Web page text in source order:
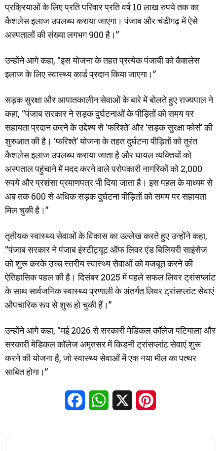
प्रक्रियाओं के लिए प्रति परिवार प्रति वर्ष 10 लाख रुपये तक का
कैशलेस इलाज उपलब्ध कराया जाएगा। पंजाब और चंडीगढ़ में ऐसे
अस्पतालों की संख्या लगभग 900 है।”
उन्होंने आगे कहा, “इस योजना के तहत प्रत्येक पंजाबी को कैशलेस
इलाज के लिए स्वास्थ्य कार्ड प्रदान किया जाएगा।”
सड़क सुरक्षा और आपातकालीन सेवाओं के बारे में बोलते हुए राज्यपाल ने
कहा, “पंजाब सरकार ने सड़क दुर्घटनाओं के पीड़ितों को समय पर
सहायता प्रदान करने के उद्देश्य से ‘फरिश्ते’ और ‘सड़क सुरक्षा फोर्स’ की
शुरुआत की है। ‘फरिश्ते’ योजना के तहत दुर्घटना पीड़ितों को तुरंत
कैशलेस इलाज उपलब्ध कराया जाता है और घायल व्यक्तियों को
अस्पताल पहुंचाने में मदद करने वाले परोपकारी नागरिकों को 2,000
रुपये और प्रशंसा प्रमाणपत्र भी दिया जाता है। इस पहल के माध्यम से
अब तक 600 से अधिक सड़क दुर्घटना पीड़ितों को समय पर सहायता
मिल चुकी है।”
तृतीयक स्वास्थ्य सेवाओं के विकास का उल्लेख करते हुए उन्होंने कहा,
“पंजाब सरकार ने पंजाब इंस्टीट्यूट ऑफ लिवर एंड बिलियरी साइंसेज
को शुरू करके उच्च स्तरीय स्वास्थ्य सेवाओं को मजबूत करने की
ऐतिहासिक पहल की है। दिसंबर 2025 में पहले सफल लिवर ट्रांसप्लांट
के साथ सार्वजनिक स्वास्थ्य प्रणाली के अंतर्गत लिवर ट्रांसप्लांट सेवाएं
औपचारिक रूप से शुरू हो चुकी हैं।”
उन्होंने आगे कहा, “मई 2026 से सरकारी मेडिकल कॉलेज पटियाला और
सरकारी मेडिकल कॉलेज अमृतसर में किडनी ट्रांसप्लांट सेवाएं शुरू
करने की योजना है, जो स्वास्थ्य सेवाओं में एक नया मील का पत्थर
साबित होगा।”
FacebookWhatsApp